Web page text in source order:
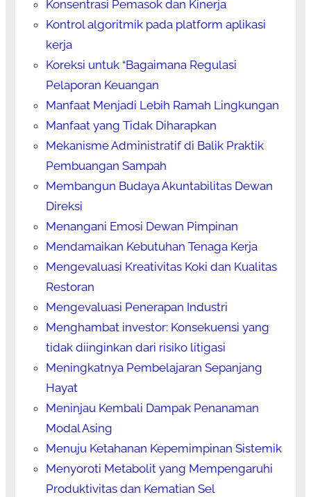
Konsentrasi Pemasok dan Kinerja
Kontrol algoritmik pada platform aplikasi
kerja
Koreksi untuk “Bagaimana Regulasi
Pelaporan Keuangan
Manfaat Menjadi Lebih Ramah Lingkungan
Manfaat yang Tidak Diharapkan
Mekanisme Administratif di Balik Praktik
Pembuangan Sampah
Membangun Budaya Akuntabilitas Dewan
Direksi
Menangani Emosi Dewan Pimpinan
Mendamaikan Kebutuhan Tenaga Kerja
Mengevaluasi Kreativitas Koki dan Kualitas
Restoran
Mengevaluasi Penerapan Industri
Menghambat investor: Konsekuensi yang
tidak diinginkan dari risiko litigasi
Meningkatnya Pembelajaran Sepanjang
Hayat
Meninjau Kembali Dampak Penanaman
Modal Asing
Menuju Ketahanan Kepemimpinan Sistemik
Menyoroti Metabolit yang Mempengaruhi
Produktivitas dan Kematian Sel